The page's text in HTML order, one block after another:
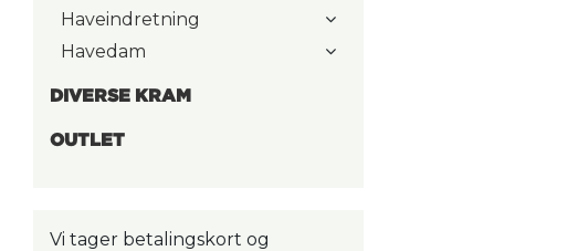
Haveindretning
Havedam
DIVERSE KRAM
OUTLET
Vi tager betalingskort og